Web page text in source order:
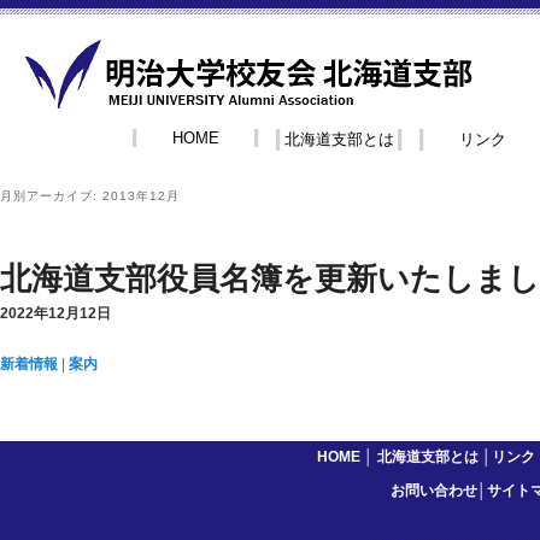
HOME 北海道支部とは リンク
月別アーカイブ: 2013年12月
北海道支部役員名簿を更新いたしま
2022年12月12日
新着情報 案内
HOME 北海道支部とは リンク
お問い合わせ サイト